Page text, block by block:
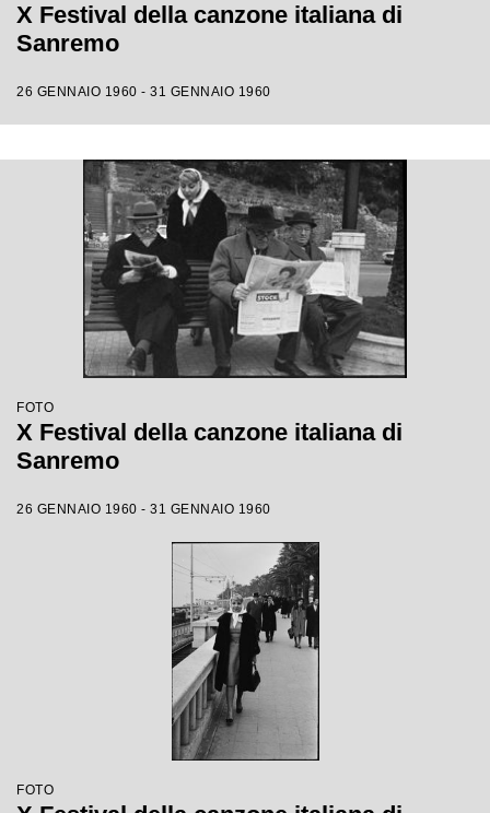
X Festival della canzone italiana di
Sanremo
26 GENNAIO 1960 - 31 GENNAIO 1960
FOTO
X Festival della canzone italiana di
Sanremo
26 GENNAIO 1960 - 31 GENNAIO 1960
FOTO